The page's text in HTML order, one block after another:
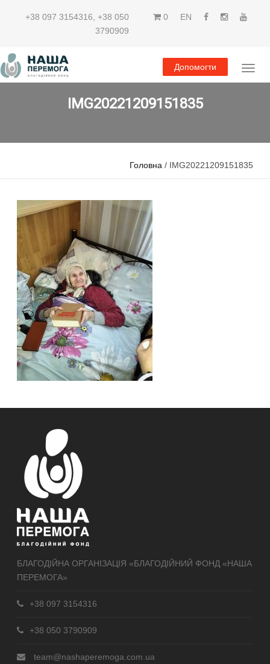
+38 097 3154316 +38 050
3790909
0 EN
Допомогти
IMG20221209151835
Головна / IMG20221209151835
БЛАГОДІЙНА ОРГАНІЗАЦІЯ «БЛАГОДІЙНИЙ ФОНД «НАША
ПЕРЕМОГА»
+38 097 3154316
+38 050 3790909
team@nashaperemoga.com.ua